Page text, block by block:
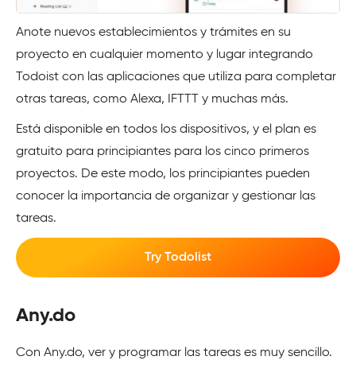
Anote nuevos establecimientos y trámites en su
proyecto en cualquier momento y lugar integrando
Todoist con las aplicaciones que utiliza para completar
otras tareas, como Alexa, IFTTT y muchas más.
Está disponible en todos los dispositivos, y el plan es
gratuito para principiantes para los cinco primeros
proyectos. De este modo, los principiantes pueden
conocer la importancia de organizar y gestionar las
tareas.
Try Todolist
Any.do
Con Any.do, ver y programar las tareas es muy sencillo.